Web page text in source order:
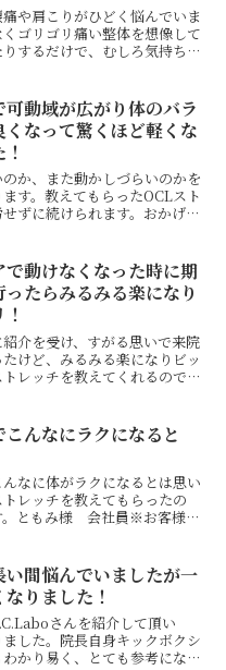
や肩こりがひどく悩んでいま
ゴリゴリ痛い整体を想像して
するだけで、むしろ気持ちい
可動域が広がり体のバラ
くなって驚くほど軽くな
か、また動かしづらいのかを
す。教えてもらったOCLスト
ずに続けられます。おかげで
で動けなくなった時に期
たらみるみる楽になり
介を受け、すがる思いで来院
けど、みるみる楽になりビッ
レッチを教えてくれるので、
んなにラクになると
なに体がラクになるとは思い
レッチを教えてもらったの
。ともみ様 会社員※お客様の
い間悩んでいましたが一
りました！
さんを紹介して頂い
した。院長自身キックボクシ
かり易く、とても参考になり